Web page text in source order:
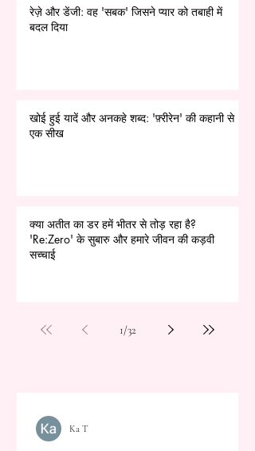
रेज़े और डेंजी: वह 'सबक' जिसने प्यार को तबाही में
बदल दिया
खोई हुई यादें और अनकहे शब्द: 'फ़्रीरेन' की कहानी से
एक सीख
क्या अतीत का डर हमें भीतर से तोड़ रहा है?
'Re:Zero' के सुबारु और हमारे जीवन की कड़वी
सच्चाई
1/32
Ka T